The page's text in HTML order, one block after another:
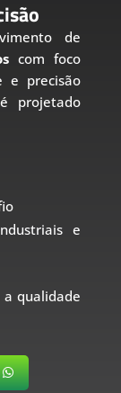
de
com foco
e precisão
projetado
e
qualidade